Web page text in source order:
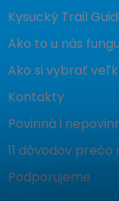
Kysucký Trail
Ako to u nás
Ako si vybrať
Kontakty
Povinná i
11 dôvodov
Podporujeme